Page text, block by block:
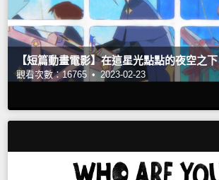
【短篇動畫電影】在這星光點點的夜空之下
觀看次數：16765 • 2023-02-23